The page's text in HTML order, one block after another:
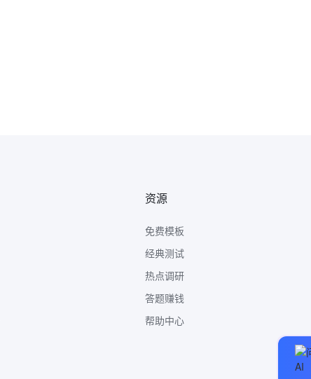
资源
免费模板
经典测试
热点调研
答题赚钱
帮助中心